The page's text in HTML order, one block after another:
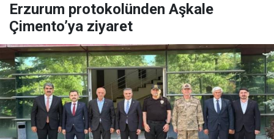
Erzurum protokolünden Aşkale
Çimento’ya ziyaret